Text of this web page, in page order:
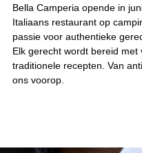
Bella Camperia opende in
Italiaans restaurant op
passie voor authentieke
Elk gerecht wordt bereid
traditionele recepten. Van
ons voorop.